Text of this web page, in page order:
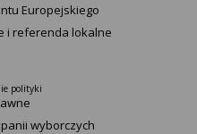
Europejskiego
i referenda lokalne
polityki
wyborczych